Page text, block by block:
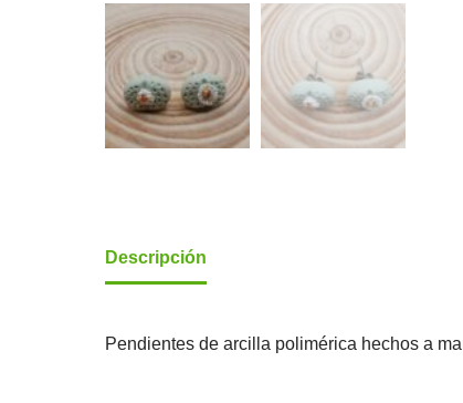
Descripción
Pendientes de arcilla polimérica hechos a